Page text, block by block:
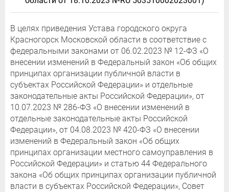
В целях приведения Устава городского округа
Красногорск Московской области в соответствие с
федеральными законами от 06.02.2023 № 12-ФЗ «О
внесении изменений в Федеральный закон «Об общих
принципах организации публичной власти в
субъектах Российской Федерации» и отдельные
законодательные акты Российской Федерации», от
10.07.2023 № 286-ФЗ «О внесении изменений в
отдельные законодательные акты Российской
Федерации», от 04.08.2023 № 420-ФЗ «О внесении
изменений в Федеральный закон «Об общих
принципах организации местного самоуправления в
Российской Федерации» и статью 44 Федерального
закона «Об общих принципах организации публичной
власти в субъектах Российской Федерации», Совет